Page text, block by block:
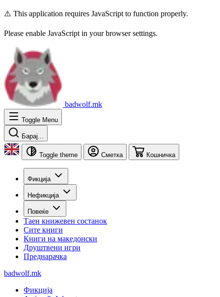
⚠️ This application requires JavaScript to function properly.
Please enable JavaScript in your browser settings.
badwolf.mk
Toggle Menu
Барај...
Toggle theme Сметка Кошничка
Фикција
Нефикција
Повеќе
Таен книжевен состанок
Сите книги
Книги на македонски
Друштвени игри
Преднарачка
badwolf.mk
Фикција